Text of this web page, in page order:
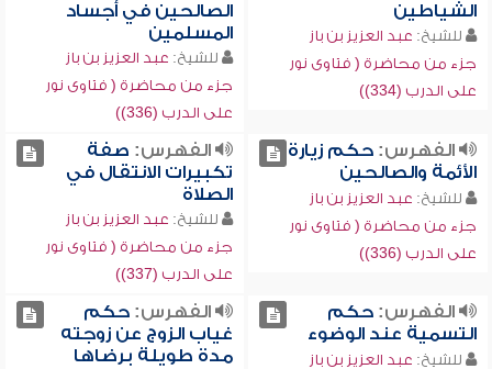
الشياطين
للشيخ: عبد العزيز بن باز
جزء من محاضرة ( فتاوى نور
على الدرب (334))
الصالحين في أجساد
المسلمين
للشيخ: عبد العزيز بن باز
جزء من محاضرة ( فتاوى نور
على الدرب (336))
الفهرس:حكم زيارة
الأئمة والصالحين
للشيخ: عبد العزيز بن باز
جزء من محاضرة ( فتاوى نور
على الدرب (336))
الفهرس: صفة
تكبيرات الانتقال في
الصلاة
للشيخ: عبد العزيز بن باز
جزء من محاضرة ( فتاوى نور
على الدرب (337))
الفهرس:حكم
التسمية عند الوضوء
للشيخ: عبد العزيز بن باز
الفهرس:حكم
غياب الزوج عن زوجته
مدة طويلة برضاها